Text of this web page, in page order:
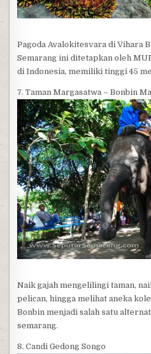
Pagoda Avalokitesvara di Vihara
Semarang ini ditetapkan oleh
di Indonesia, memiliki tinggi 45
7. Taman Margasatwa – Bonbin
Naik gajah mengelilingi taman,
pelican, hingga melihat aneka
Bonbin menjadi salah satu
semarang.
8. Candi Gedong Songo